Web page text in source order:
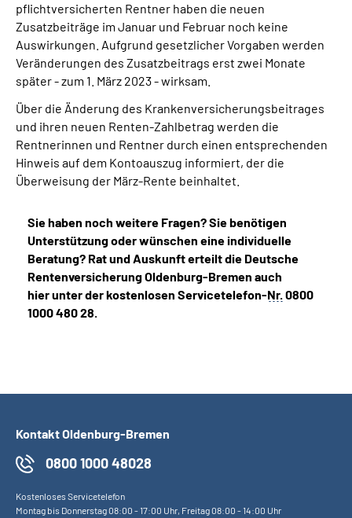
pflichtversicherten Rentner haben die neuen
Zusatzbeiträge im Januar und Februar noch keine
Auswirkungen. Aufgrund gesetzlicher Vorgaben werden
Veränderungen des Zusatzbeitrags erst zwei Monate
später - zum 1. März 2023 - wirksam.
Über die Änderung des Krankenversicherungsbeitrages
und ihren neuen Renten-Zahlbetrag werden die
Rentnerinnen und Rentner durch einen entsprechenden
Hinweis auf dem Kontoauszug informiert, der die
Überweisung der März-Rente beinhaltet.
Sie haben noch weitere Fragen? Sie benötigen
Unterstützung oder wünschen eine individuelle
Beratung? Rat und Auskunft erteilt die Deutsche
Rentenversicherung Oldenburg-Bremen auch
hier unter der kostenlosen Servicetelefon-Nr.0800
1000 480 28.
Kontakt Oldenburg-Bremen
0800 1000 48028
Kostenloses Servicetelefon
Montag bis Donnerstag 08:00 - 17:00 Uhr, Freitag 08:00 - 14:00 Uhr